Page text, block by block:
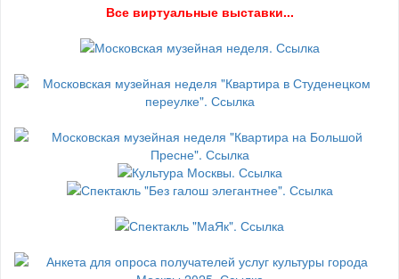
Все виртуальные выставки...